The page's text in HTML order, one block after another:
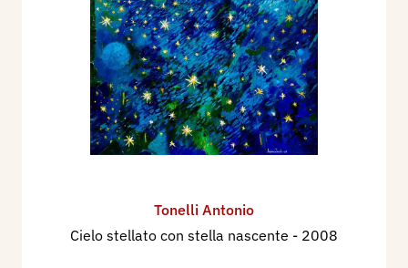
Tonelli Antonio
Cielo stellato con stella nascente - 2008